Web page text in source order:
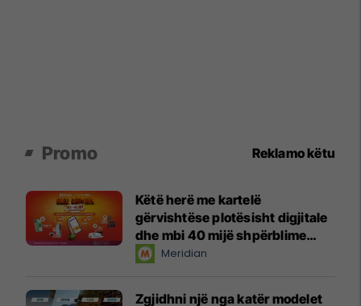
Promo Reklamo këtu
Këtë herë me kartelë
gërvishtëse plotësisht digjitale
dhe mbi 40 mijë shpërblime
instant!Meridian
Zgjidhni një nga katër modelet